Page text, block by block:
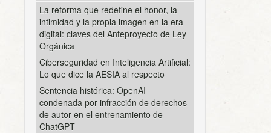
La reforma que redefine el honor, la
intimidad y la propia imagen en la era
digital: claves del Anteproyecto de Ley
Orgánica
Ciberseguridad en Inteligencia Artificial:
Lo que dice la AESIA al respecto
Sentencia histórica: OpenAI
condenada por infracción de derechos
de autor en el entrenamiento de
ChatGPT